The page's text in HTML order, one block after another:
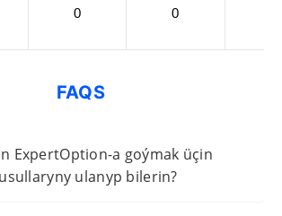
0 0
FAQS
ExpertOption-a goýmak üçin
ulanyp bilerin?